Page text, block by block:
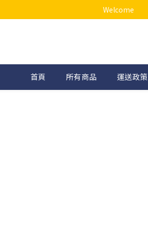
Welcome
首頁 所有商品 運送政策